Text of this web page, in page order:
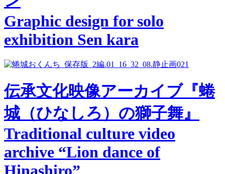
Graphic design for solo
exhibition Sen kara
伝承文化映像アーカイブ『蜷
城（ひなしろ）の獅子舞』
Traditional culture video
archive “Lion dance of